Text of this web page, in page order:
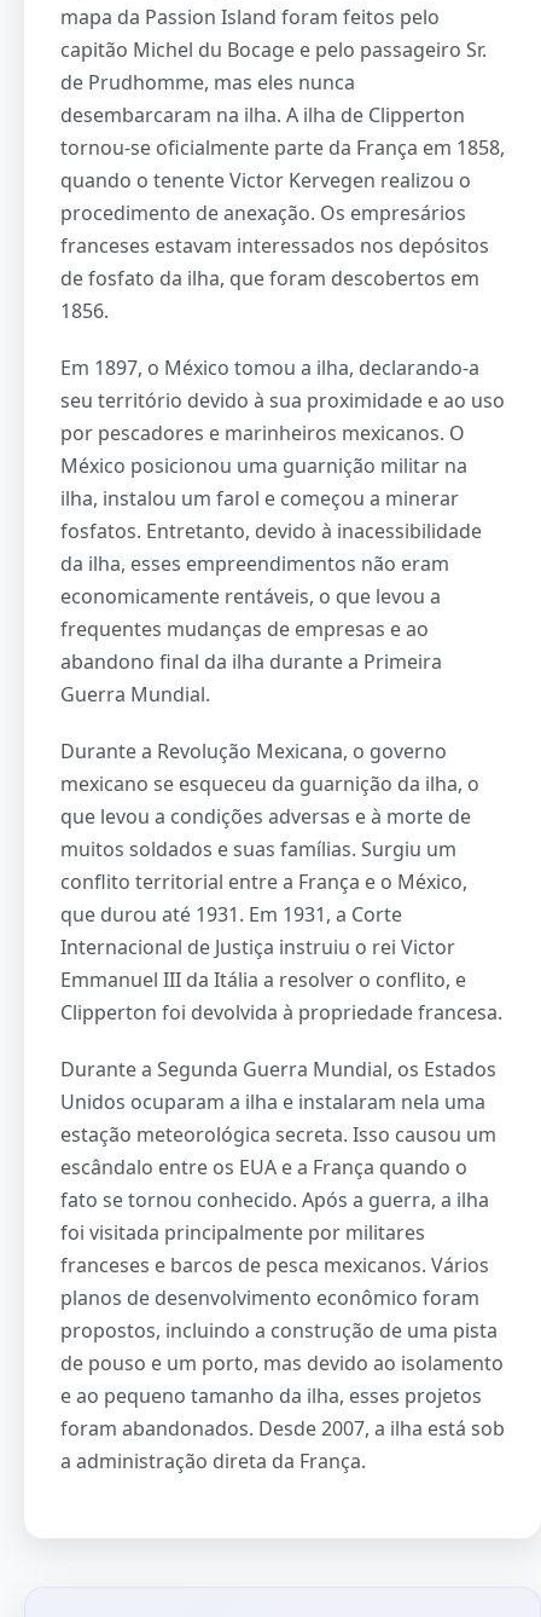
mapa da Passion Island foram feitos pelo
capitão Michel du Bocage e pelo passageiro Sr.
de Prudhomme, mas eles nunca
desembarcaram na ilha. A ilha de Clipperton
tornou-se oficialmente parte da França em 1858,
quando o tenente Victor Kervegen realizou o
procedimento de anexação. Os empresários
franceses estavam interessados nos depósitos
de fosfato da ilha, que foram descobertos em
1856.
Em 1897, o México tomou a ilha, declarando-a
seu território devido à sua proximidade e ao uso
por pescadores e marinheiros mexicanos. O
México posicionou uma guarnição militar na
ilha, instalou um farol e começou a minerar
fosfatos. Entretanto, devido à inacessibilidade
da ilha, esses empreendimentos não eram
economicamente rentáveis, o que levou a
frequentes mudanças de empresas e ao
abandono final da ilha durante a Primeira
Guerra Mundial.
Durante a Revolução Mexicana, o governo
mexicano se esqueceu da guarnição da ilha, o
que levou a condições adversas e à morte de
muitos soldados e suas famílias. Surgiu um
conflito territorial entre a França e o México,
que durou até 1931. Em 1931, a Corte
Internacional de Justiça instruiu o rei Victor
Emmanuel III da Itália a resolver o conflito, e
Clipperton foi devolvida à propriedade francesa.
Durante a Segunda Guerra Mundial, os Estados
Unidos ocuparam a ilha e instalaram nela uma
estação meteorológica secreta. Isso causou um
escândalo entre os EUA e a França quando o
fato se tornou conhecido. Após a guerra, a ilha
foi visitada principalmente por militares
franceses e barcos de pesca mexicanos. Vários
planos de desenvolvimento econômico foram
propostos, incluindo a construção de uma pista
de pouso e um porto, mas devido ao isolamento
e ao pequeno tamanho da ilha, esses projetos
foram abandonados. Desde 2007, a ilha está sob
a administração direta da França.